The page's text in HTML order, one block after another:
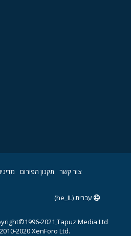
צור קשר תקנון הפורום
עברית (he_IL)
2021,Tapuz Media Ltd.
2020 XenForo Ltd.